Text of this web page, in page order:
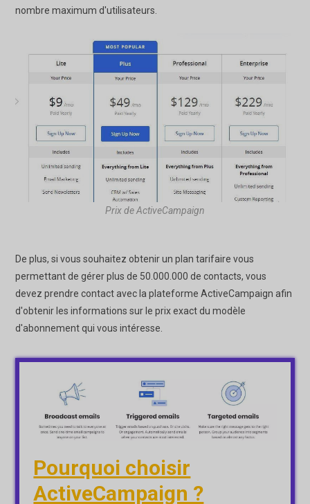
nombre maximum d'utilisateurs.
Prix de ActiveCampaign
De plus, si vous souhaitez obtenir un plan tarifaire vous
permettant de gérer plus de 50.000.000 de contacts, vous
devez prendre contact avec la plateforme ActiveCampaign afin
d'obtenir les informations sur le prix exact du modèle
d'abonnement qui vous intéresse.
Pourquoi choisir
ActiveCampaign ?